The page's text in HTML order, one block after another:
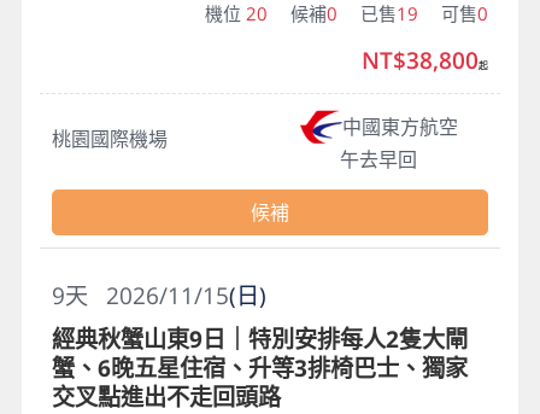
機位 20 候補0 已售19 可售0
桃園國際機場
中國東方航空
午去早回
NT$38,800起
候補
2026/11/15(日)
9天
經典秋蟹山東9日｜特別安排每人2隻大閘
蟹、6晚五星住宿、升等3排椅巴士、獨家
交叉點進出不走回頭路